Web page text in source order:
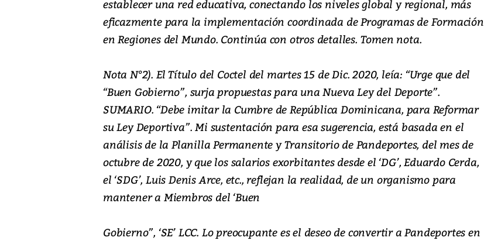
establecer una red educativa, conectando los niveles global y regional, más
eficazmente para la implementación coordinada de Programas de Formación
en Regiones del Mundo. Continúa con otros detalles. Tomen nota.
Nota N°2). El Título del Coctel del martes 15 de Dic. 2020, leía: “Urge que del
“Buen Gobierno”, surja propuestas para una Nueva Ley del Deporte”.
SUMARIO. “Debe imitar la Cumbre de República Dominicana, para Reformar
su Ley Deportiva”. Mi sustentación para esa sugerencia, está basada en el
análisis de la Planilla Permanente y Transitorio de Pandeportes, del mes de
octubre de 2020, y que los salarios exorbitantes desde el ‘DG’, Eduardo Cerda,
el ‘SDG’, Luis Denis Arce, etc., reflejan la realidad, de un organismo para
mantener a Miembros del ‘Buen
Gobierno”, ‘SE’ LCC. Lo preocupante es el deseo de convertir a Pandeportes en